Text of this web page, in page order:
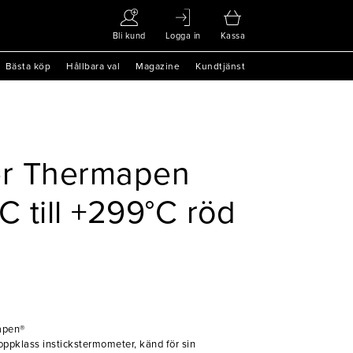
Bli kund Logga in Kassa
Bästa köp Hållbara val Magazine Kundtjänst
Thermapen
till +299°C röd
instickstermometer, känd för sin